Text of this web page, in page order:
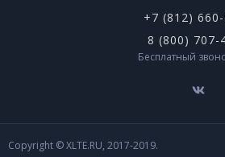
+7 (812)
8 (800) 707-
Бесплатный
Copyright © XLTE.RU, 2017-2019.